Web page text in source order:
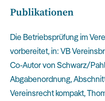
Publikationen
Die Betriebsprüfung im
vorbereitet, in: VB
Co-Autor von Schwarz/
Abgabenordnung,
Vereinsrecht kompakt,